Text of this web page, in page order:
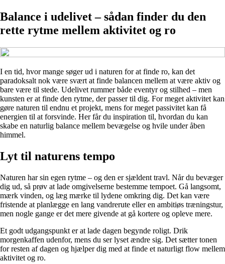
Balance i udelivet – sådan finder du den
rette rytme mellem aktivitet og ro
I en tid, hvor mange søger ud i naturen for at finde ro, kan det
paradoksalt nok være svært at finde balancen mellem at være aktiv og
bare være til stede. Udelivet rummer både eventyr og stilhed – men
kunsten er at finde den rytme, der passer til dig. For meget aktivitet kan
gøre naturen til endnu et projekt, mens for meget passivitet kan få
energien til at forsvinde. Her får du inspiration til, hvordan du kan
skabe en naturlig balance mellem bevægelse og hvile under åben
himmel.
Lyt til naturens tempo
Naturen har sin egen rytme – og den er sjældent travl. Når du bevæger
dig ud, så prøv at lade omgivelserne bestemme tempoet. Gå langsomt,
mærk vinden, og læg mærke til lydene omkring dig. Det kan være
fristende at planlægge en lang vandrerute eller en ambitiøs træningstur,
men nogle gange er det mere givende at gå kortere og opleve mere.
Et godt udgangspunkt er at lade dagen begynde roligt. Drik
morgenkaffen udenfor, mens du ser lyset ændre sig. Det sætter tonen
for resten af dagen og hjælper dig med at finde et naturligt flow mellem
aktivitet og ro.